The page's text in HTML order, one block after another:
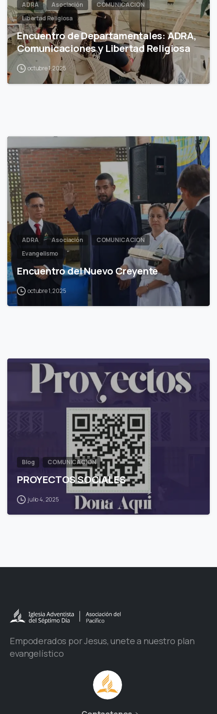
ADRA Asociación
COMUNICACION
Libertad Religiosa
Encuentro de Departamentales: ADRA,
Comunicaciones y Libertad Religiosa
octubre 1, 2025
0
ADRA Asociación
COMUNICACION
Evangelismo
Encuentro del Nuevo Creyente
octubre 1, 2025
Blog COMUNICACION
PROYECTOS SOCIALES
julio 4, 2025
Empoderados por Jesus, unete a nuestro plan
evangelístico